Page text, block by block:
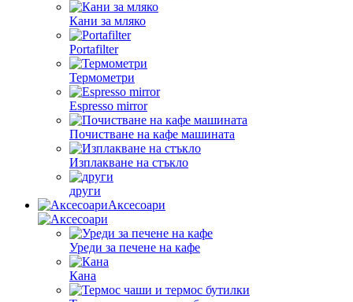
Кани за мляко
Portafilter
Термометри
Espresso mirror
Почистване на кафе машината
Изплакване на стъкло
други
Аксесоари
Уреди за печене на кафе
Кана